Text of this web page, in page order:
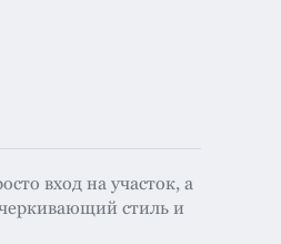
вход на участок, а
стиль и